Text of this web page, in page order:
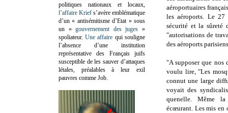
aéroportuaires
les aéroports. Le
sécurité et la sûreté
"autorisations de
des aéroports
"A supposer que nos
voulu lire, "Les
connut une large
voyait des
quenelle. Même
écœurant. Les mis en
politiques nationaux et locaux,
l’affaire Krief s’avère emblématique
d’un « antisémitisme d’Etat » sous
un «gouvernement des juges »
spoliateur.Une affaire qui souligne
l’absence d’une institution
représentative des Français juifs
susceptible de les sauver d’attaques
létales, préalables à leur exil
pauvres comme Job.